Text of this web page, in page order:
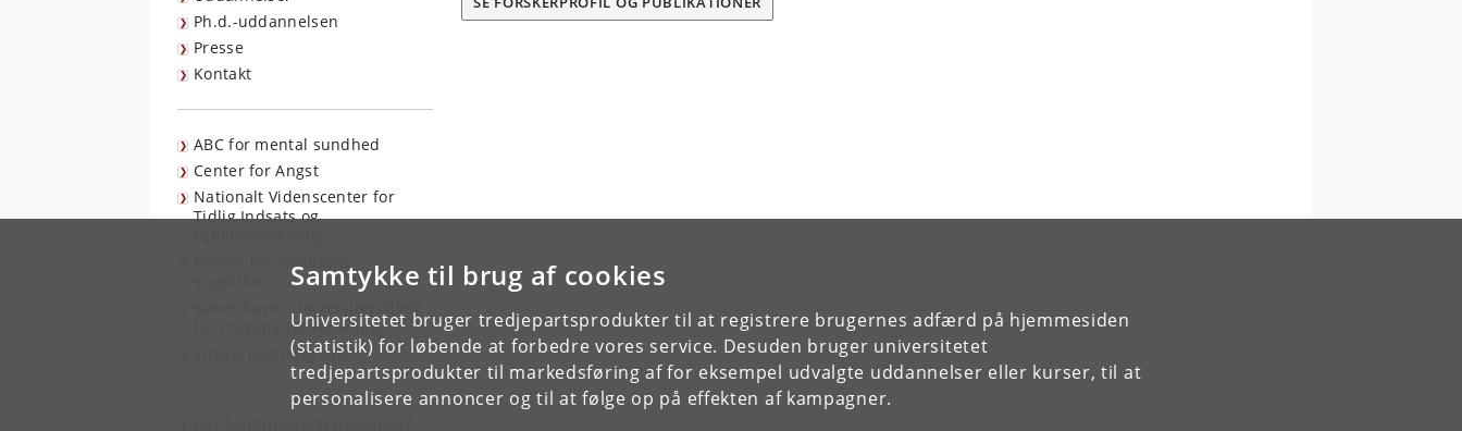
Samtykke til brug af cookies
Universitetet bruger tredjepartsprodukter til at registrere brugernes adfærd på hjemmesiden
(statistik) for løbende at forbedre vores service. Desuden bruger universitetet
tredjepartsprodukter til markedsføring af for eksempel udvalgte uddannelser eller kurser, til at
personalisere annoncer og til at følge op på effekten af kampagner.
Ph.d.-uddannelsen
Presse
Kontakt
ABC for mental sundhed
Center for Angst
Nationalt Videnscenter for
Tidlig Indsats og
Center for Småbørns
Københavns Universitetsklinik
for Psykedelisk Forskning
Virtual Learning Lab